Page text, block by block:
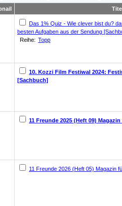
Das 1% Quiz - Wie clever bist du?
besten Aufgaben aus der Sendung
Reihe: Topp
10. Kozzi Film Festiwal 2024:
[Sachbuch]
11 Freunde 2025 (Heft 09)
11 Freunde 2026 (Heft 05) Magazin